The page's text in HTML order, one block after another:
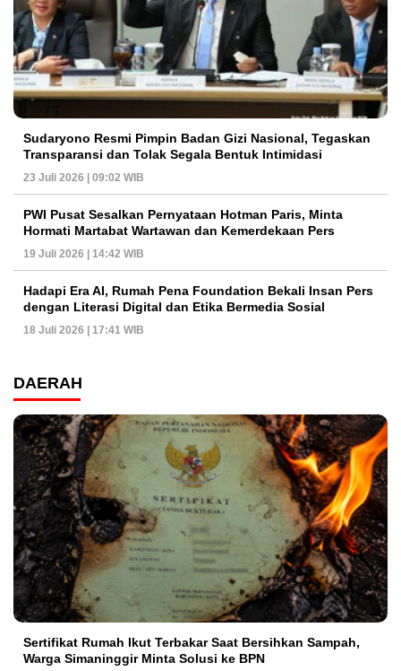
Sudaryono Resmi Pimpin Badan Gizi Nasional, Tegaskan
Transparansi dan Tolak Segala Bentuk Intimidasi
23 Juli 2026 | 09:02 WIB
PWI Pusat Sesalkan Pernyataan Hotman Paris, Minta
Hormati Martabat Wartawan dan Kemerdekaan Pers
19 Juli 2026 | 14:42 WIB
Hadapi Era AI, Rumah Pena Foundation Bekali Insan Pers
dengan Literasi Digital dan Etika Bermedia Sosial
18 Juli 2026 | 17:41 WIB
DAERAH
Sertifikat Rumah Ikut Terbakar Saat Bersihkan Sampah,
Warga Simaninggir Minta Solusi ke BPN